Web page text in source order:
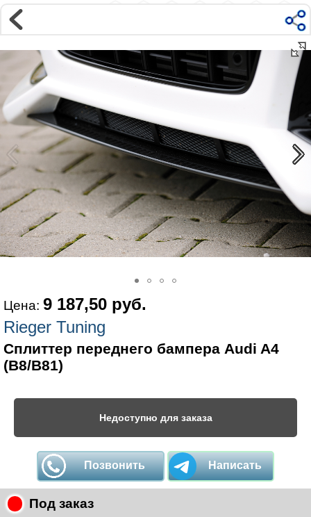
Магазин
Интернет-магазин �...
B8 8K (2009-2015)
>Внешний тюнинг
Цена: 9 187,50 руб.
Rieger Tuning
Сплиттер переднего бампера Audi A4
(B8/B81)
Недоступно для заказа
Позвонить Написать
Под заказ
Наверх ▲
Наши контакты:
г. Москва, м.ВДНХ
ул Ярославская д9 к2с5
Маршрут на Авто
|Маршрут пешком
Телефон:
+7 985 364 2044
@vonardtuning:vonard.ru
График работы по московскому времени:
пн-пт 10:30-19:00,сб 12:00-16:00
Мы в соц сетях: